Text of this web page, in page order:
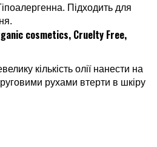
Підходить для
cosmetics, Cruelty Free,
кількість олії нанести на
рухами втерти в шкіру